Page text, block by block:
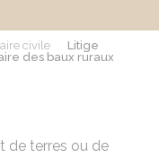
civile
Litige
des baux ruraux
de terres ou de